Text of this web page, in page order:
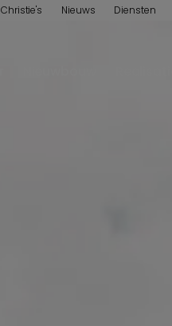
Christie's Nieuws Diensten